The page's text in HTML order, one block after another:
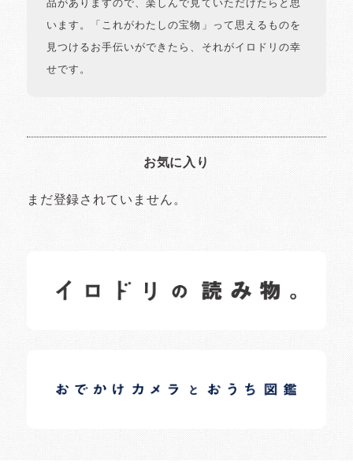
品がありますので、楽しんで見ていただけたらと思
います。「これがわたしの宝物」って思えるものを
見つけるお手伝いができたら、それがイロドリの幸
せです。
お気に入り
まだ登録されていません。
日常の様子など随時更新中です。
日常の様子など随時更新中です。